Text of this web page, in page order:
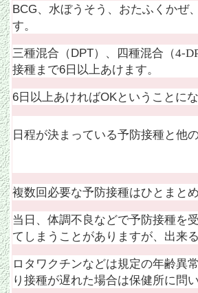
BCG、水ぼうそう、おたふくかぜ
す。
三種混合（DPT）、四種混合（4-
接種まで6 日以上あけます。
6 日以上あければOKということに
日程が決まっている予防接種と他
複数回必要な予防接種はひとまと
当日、体調不良などで予防接種を
てしまうことがありますが、出来
ロタワクチンなどは規定の年齢異
り接種が遅れた場合は保健所に